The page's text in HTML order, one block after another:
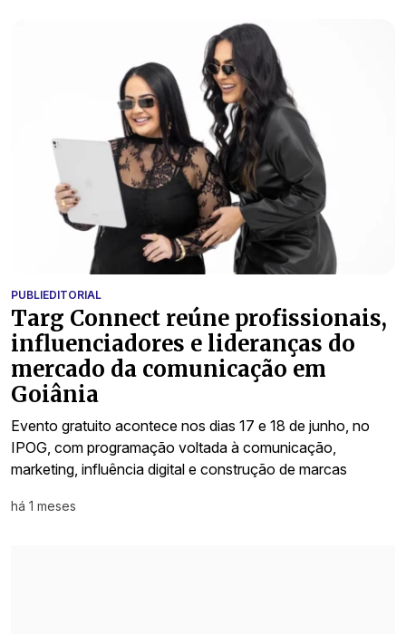
PUBLIEDITORIAL
Targ Connect reúne profissionais,
influenciadores e lideranças do
mercado da comunicação em
Goiânia
Evento gratuito acontece nos dias 17 e 18 de junho, no
IPOG, com programação voltada à comunicação,
marketing, influência digital e construção de marcas
há 1 meses